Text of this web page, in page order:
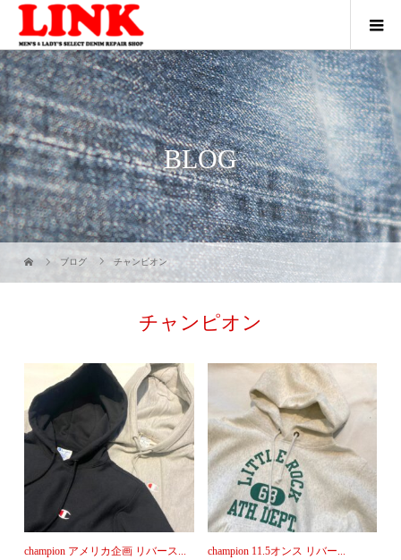
BLOG
ブログ チャンピオン
チャンピオン
champion アメリカ企画 リバース... champion 11.5オンス リバー...